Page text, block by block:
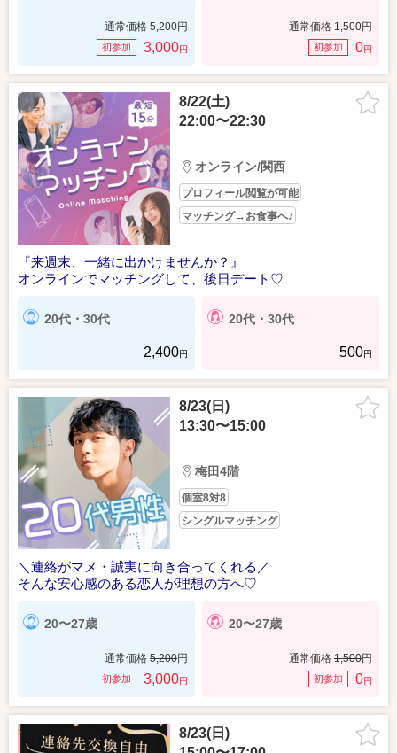
通常価格 5,200円
初参加 3,000円
通常価格 1,500円
初参加 0円
8/22(土)
22:00〜22:30
オンライン/関西
プロフィール閲覧が可能
マッチング→お食事へ♪
『来週末、一緒に出かけませんか？』
オンラインでマッチングして、後日デート♡
20代・30代
2,400円
20代・30代
500円
8/23(日)
13:30〜15:00
梅田4階
個室8対8
シングルマッチング
＼連絡がマメ・誠実に向き合ってくれる／
そんな安心感のある恋人が理想の方へ♡
20〜27歳
通常価格 5,200円
初参加 3,000円
20〜27歳
通常価格 1,500円
初参加 0円
8/23(日)